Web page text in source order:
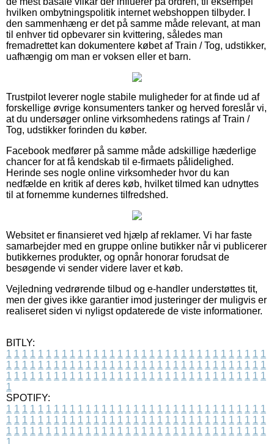
hvilken ombytningspolitik internet webshoppen tilbyder. I
den sammenhæng er det på samme måde relevant, at man
til enhver tid opbevarer sin kvittering, således man
fremadrettet kan dokumentere købet af Train / Tog, udstikker,
uafhængig om man er voksen eller et barn.
Trustpilot leverer nogle stabile muligheder for at finde ud af
forskellige øvrige konsumenters tanker og herved foreslår vi,
at du undersøger online virksomhedens ratings af Train /
Tog, udstikker forinden du køber.
Facebook medfører på samme måde adskillige hæderlige
chancer for at få kendskab til e-firmaets pålidelighed.
Herinde ses nogle online virksomheder hvor du kan
nedfælde en kritik af deres køb, hvilket tilmed kan udnyttes
til at fornemme kundernes tilfredshed.
Websitet er finansieret ved hjælp af reklamer. Vi har faste
samarbejder med en gruppe online butikker når vi publicerer
butikkernes produkter, og opnår honorar forudsat de
besøgende vi sender videre laver et køb.
Vejledning vedrørende tilbud og e-handler understøttes tit,
men der gives ikke garantier imod justeringer der muligvis er
realiseret siden vi nyligst opdaterede de viste informationer.
BITLY:
1 1 1 1 1 1 1 1 1 1 1 1 1 1 1 1 1 1 1 1 1 1 1 1 1 1 1 1 1 1 1 1 1
1 1 1 1 1 1 1 1 1 1 1 1 1 1 1 1 1 1 1 1 1 1 1 1 1 1 1 1 1 1 1 1 1
1 1 1 1 1 1 1 1 1 1 1 1 1 1 1 1 1 1 1 1 1 1 1 1 1 1 1 1 1 1 1 1 1
1
SPOTIFY:
1 1 1 1 1 1 1 1 1 1 1 1 1 1 1 1 1 1 1 1 1 1 1 1 1 1 1 1 1 1 1 1 1
1 1 1 1 1 1 1 1 1 1 1 1 1 1 1 1 1 1 1 1 1 1 1 1 1 1 1 1 1 1 1 1 1
1 1 1 1 1 1 1 1 1 1 1 1 1 1 1 1 1 1 1 1 1 1 1 1 1 1 1 1 1 1 1 1 1
1